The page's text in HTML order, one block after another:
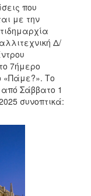
που
με την
Δ/
7ήμερο
«Πάμε?». Το
Σάββατο 1
συνοπτικά: